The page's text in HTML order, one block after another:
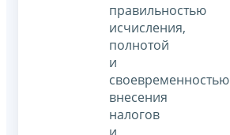
правильностью
исчисления,
полнотой
и
своевременностью
внесения
налогов